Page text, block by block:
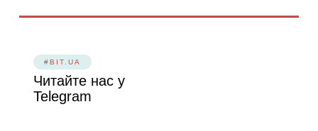
#BIT.UA
Читайте нас у
Telegram